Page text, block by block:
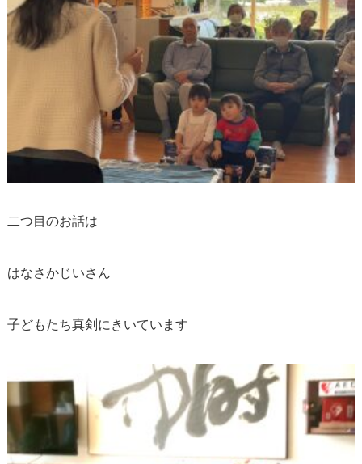
二つ目のお話は
はなさかじいさん
子どもたち真剣にきいています